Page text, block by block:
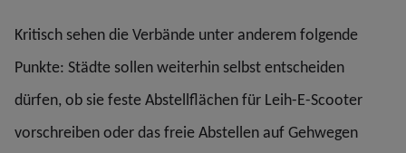
Kritisch sehen die Verbände unter anderem folgende
Punkte: Städte sollen weiterhin selbst entscheiden
dürfen, ob sie feste Abstellflächen für Leih-E-Scooter
vorschreiben oder das freie Abstellen auf Gehwegen